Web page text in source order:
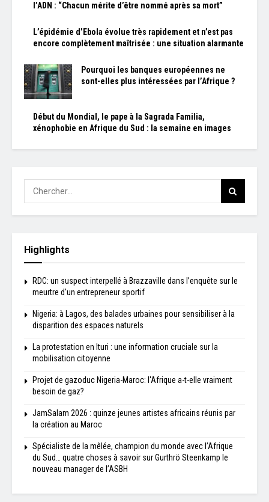
l’ADN : “Chacun mérite d’être nommé après sa mort”
L’épidémie d’Ebola évolue très rapidement et n’est pas
encore complètement maîtrisée : une situation alarmante
Pourquoi les banques européennes ne
sont-elles plus intéressées par l’Afrique ?
Début du Mondial, le pape à la Sagrada Familia,
xénophobie en Afrique du Sud : la semaine en images
Highlights
RDC: un suspect interpellé à Brazzaville dans l’enquête sur le
meurtre d'un entrepreneur sportif
Nigeria: à Lagos, des balades urbaines pour sensibiliser à la
disparition des espaces naturels
La protestation en Ituri : une information cruciale sur la
mobilisation citoyenne
Projet de gazoduc Nigeria-Maroc: l'Afrique a-t-elle vraiment
besoin de gaz?
JamSalam 2026 : quinze jeunes artistes africains réunis par
la création au Maroc
Spécialiste de la mêlée, champion du monde avec l’Afrique
du Sud… quatre choses à savoir sur Gurthrö Steenkamp le
nouveau manager de l’ASBH